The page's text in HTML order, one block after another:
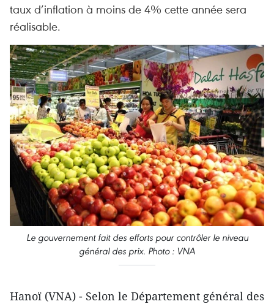
taux d’inflation à moins de 4% cette année sera
réalisable.
Le gouvernement fait des efforts pour contrôler le niveau
général des prix. Photo : VNA
Hanoï (VNA) - Selon le Département général des